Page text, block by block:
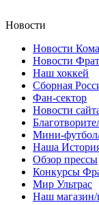
Новости
Новости
Новости
Наш хоккей
Сборная
Фан-cектор
Новости
Мини-
Наша
Обзор прессы
Конкурсы
Мир Ультрас
Наш магазин/